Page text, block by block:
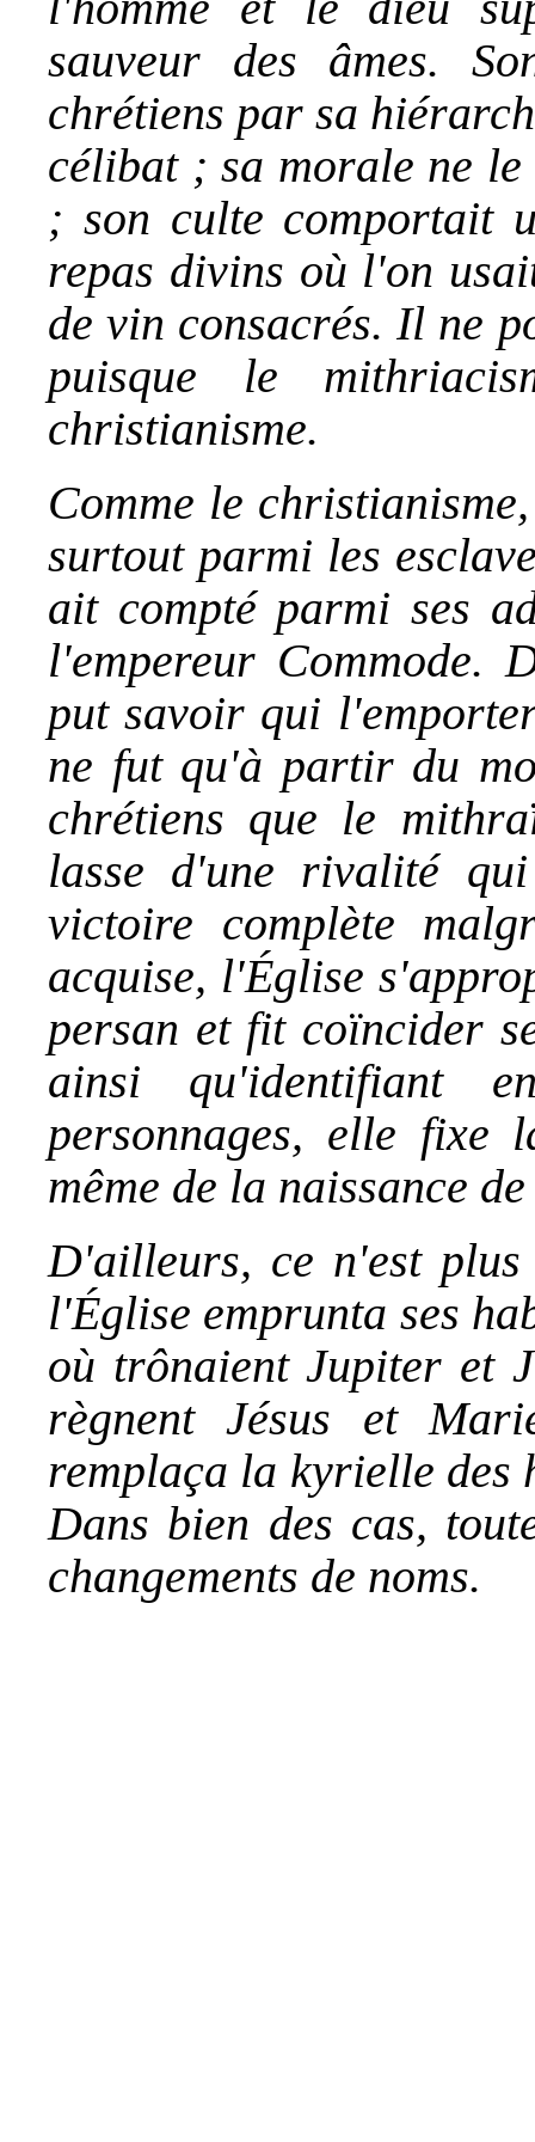
sauveur des âmes.
chrétiens par sa
célibat ; sa morale ne
; son culte comportait
repas divins où l'on
de vin consacrés. Il ne
puisque le
christianisme.
Comme le
surtout parmi les
ait compté parmi ses
l'empereur Commode.
put savoir qui
ne fut qu'à partir du
chrétiens que le
lasse d'une rivalité
victoire complète
acquise, l'Église
persan et fit coïncider
ainsi qu'identifiant
personnages, elle fixe
même de la naissance
D'ailleurs, ce n'est plus
l'Église emprunta ses
où trônaient Jupiter et
règnent Jésus et
remplaça la kyrielle des
Dans bien des cas,
changements de noms.